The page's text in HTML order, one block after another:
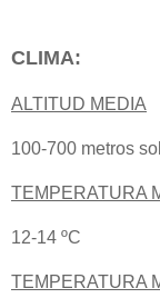
CLIMA:
ALTITUD MEDIA
100-700 metros
TEMPERATURA
12-14 ºC
TEMPERATURA